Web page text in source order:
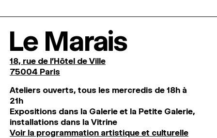
Le Marais
18, rue de l'Hôtel de Ville
75004 Paris
Ateliers ouverts, tous les mercredis de 18h à
21h
Expositions dans la Galerie et la Petite Galerie,
installations dans la Vitrine
Voir la programmation artistique et culturelle